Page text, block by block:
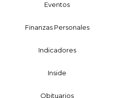
Eventos
Finanzas Personales
Indicadores
Inside
Obituarios